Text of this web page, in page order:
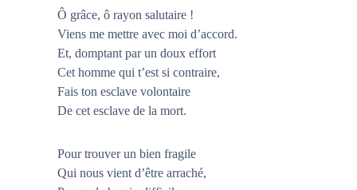
s
Ô grâce, ô rayon salutaire !
Viens me mettre avec moi d’accord.
Et, domptant par un doux effort
Cet homme qui t’est si contraire,
Fais ton esclave volontaire
De cet esclave de la mort.
Pour trouver un bien fragile
Qui nous vient d’être arraché,